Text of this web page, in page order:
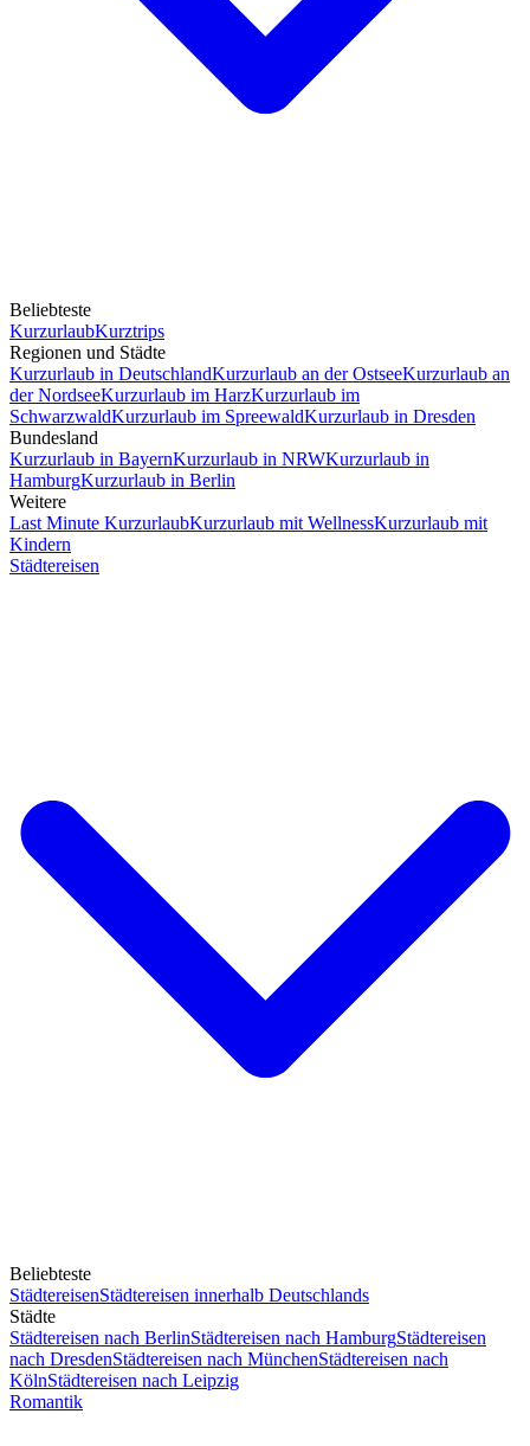
Beliebteste
KurzurlaubKurztrips
Regionen und Städte
Kurzurlaub in DeutschlandKurzurlaub an der OstseeKurzurlaub an
der NordseeKurzurlaub im HarzKurzurlaub im
SchwarzwaldKurzurlaub im SpreewaldKurzurlaub in Dresden
Bundesland
Kurzurlaub in BayernKurzurlaub in NRWKurzurlaub in
HamburgKurzurlaub in Berlin
Weitere
Last Minute KurzurlaubKurzurlaub mit WellnessKurzurlaub mit
Kindern
Städtereisen
Beliebteste
StädtereisenStädtereisen innerhalb Deutschlands
Städte
Städtereisen nach BerlinStädtereisen nach HamburgStädtereisen
nach DresdenStädtereisen nach MünchenStädtereisen nach
KölnStädtereisen nach Leipzig
Romantik